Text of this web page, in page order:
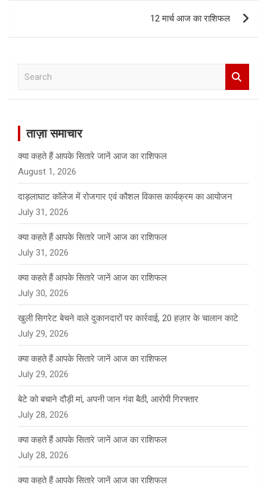
12 मार्च आज का राशिफल
ताज़ा समाचार
क्या कहते हैं आपके सितारे जानें आज का राशिफल
August 1, 2026
दाड़लाघाट कॉलेज में रोजगार एवं कौशल विकास कार्यक्रम का आयोजन
July 31, 2026
क्या कहते हैं आपके सितारे जानें आज का राशिफल
July 31, 2026
क्या कहते हैं आपके सितारे जानें आज का राशिफल
July 30, 2026
खुली सिगरेट बेचने वाले दुकानदारों पर कार्रवाई, 20 हज़ार के चालान काटे
July 29, 2026
क्या कहते हैं आपके सितारे जानें आज का राशिफल
July 29, 2026
बेटे को बचाने दौड़ी मां, अपनी जान गंवा बैठी, आरोपी गिरफ्तार
July 28, 2026
क्या कहते हैं आपके सितारे जानें आज का राशिफल
July 28, 2026
क्या कहते हैं आपके सितारे जानें आज का राशिफल